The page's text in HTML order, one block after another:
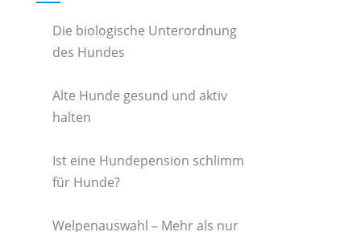
Die biologische Unterordnung
des Hundes
Alte Hunde gesund und aktiv
halten
Ist eine Hundepension schlimm
für Hunde?
Welpenauswahl – Mehr als nur